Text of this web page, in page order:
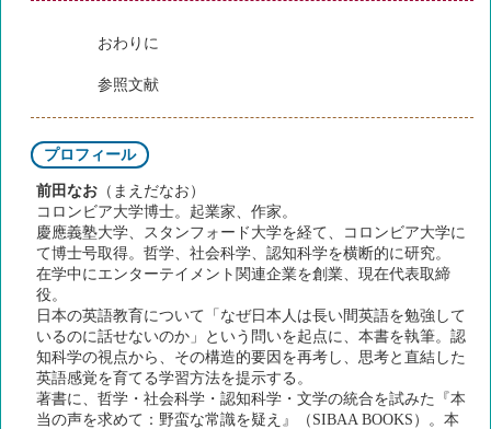
おわりに
参照文献
プロフィール
前田なお （まえだなお）
コロンビア大学博士。起業家、作家。
慶應義塾大学、スタンフォード大学を経て、コロンビア大学に
て博士号取得。哲学、社会科学、認知科学を横断的に研究。
在学中にエンターテイメント関連企業を創業、現在代表取締
役。
日本の英語教育について「なぜ日本人は長い間英語を勉強して
いるのに話せないのか」という問いを起点に、本書を執筆。認
知科学の視点から、その構造的要因を再考し、思考と直結した
英語感覚を育てる学習方法を提示する。
著書に、哲学・社会科学・認知科学・文学の統合を試みた『本
当の声を求めて：野蛮な常識を疑え』（SIBAA BOOKS）。本